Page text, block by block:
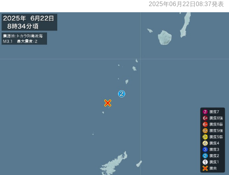
2025年06月22日08:37発表